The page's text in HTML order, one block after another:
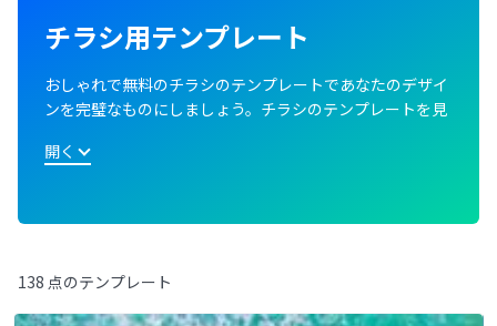
チラシ用テンプレート
おしゃれで無料のチラシのテンプレートであなたのデザイ
ンを完璧なものにしましょう。チラシのテンプレートを見
イズできます。
開く
138 点のテンプレート